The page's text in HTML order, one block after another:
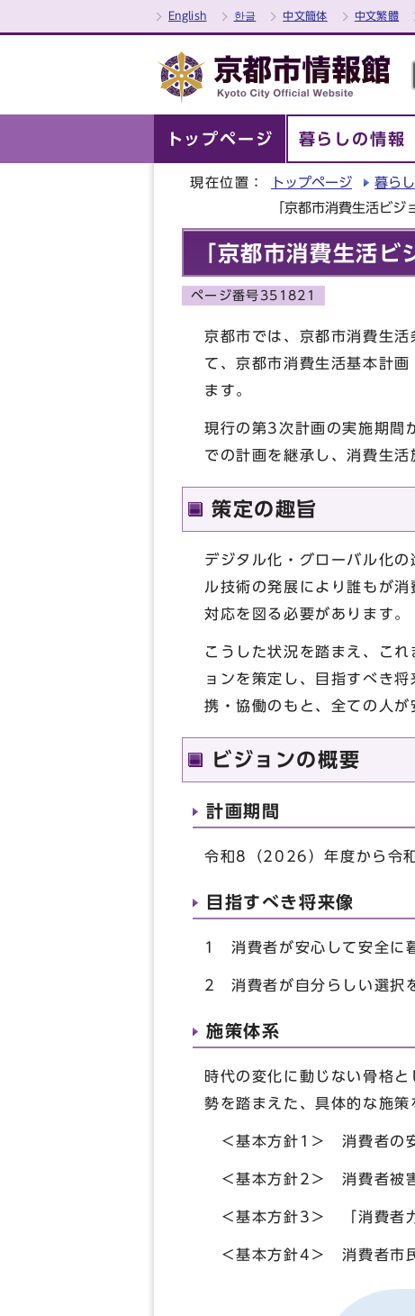
English 한글 中文簡体 中文繁體
トップページ 暮らしの情報
現在位置： トップページ 暮ら
「京都市消費生活ビジ
「京都市消費生活ビ
ページ番号351821
京都市では、京都市消費生
て、京都市消費生活基本計
ます。
現行の第3次計画の実施期間
での計画を継承し、消費生
策定の趣旨
デジタル化・グローバル化
ル技術の発展により誰もが
対応を図る必要があります。
こうした状況を踏まえ、こ
ョンを策定し、目指すべき
携・協働のもと、全ての人
ビジョンの概要
計画期間
令和8（2026）年度から令
目指すべき将来像
1 消費者が安心して安全に
2 消費者が自分らしい選択
施策体系
時代の変化に動じない骨格
勢を踏まえた、具体的な施策
＜基本方針1＞ 消費者の
＜基本方針2＞ 消費者被
＜基本方針3＞ 「消費者
＜基本方針4＞ 消費者市